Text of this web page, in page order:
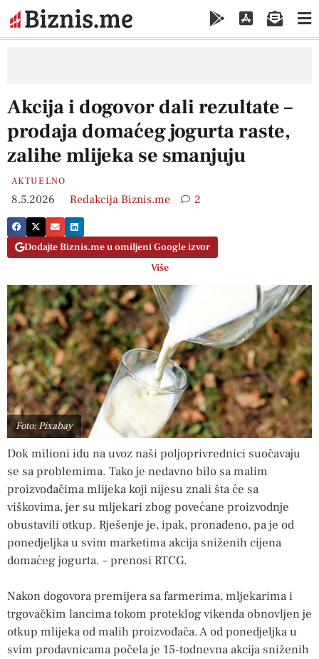
Akcija i dogovor dali rezultate –
prodaja domaćeg jogurta raste,
zalihe mlijeka se smanjuju
AKTUELNO
8.5.2026 Redakcija Biznis.me 2
Dodajte Biznis.me u omiljeni Google izvor
Više
Foto: Pixabay
Dok milioni idu na uvoz naši poljoprivrednici suočavaju
se sa problemima. Tako je nedavno bilo sa malim
proizvođačima mlijeka koji nijesu znali šta će sa
viškovima, jer su mljekari zbog povećane proizvodnje
obustavili otkup. Rješenje je, ipak, pronađeno, pa je od
ponedjeljka u svim marketima akcija sniženih cijena
domaćeg jogurta. – prenosi RTCG.
Nakon dogovora premijera sa farmerima, mljekarima i
trgovačkim lancima tokom proteklog vikenda obnovljen je
otkup mlijeka od malih proizvođača. A od ponedjeljka u
svim prodavnicama počela je 15-todnevna akcija sniženih